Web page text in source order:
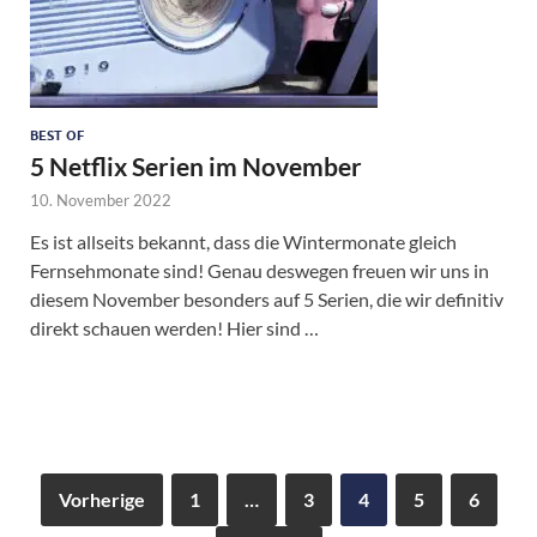
BEST OF
5 Netflix Serien im November
10. November 2022
Es ist allseits bekannt, dass die Wintermonate gleich
Fernsehmonate sind! Genau deswegen freuen wir uns in
diesem November besonders auf 5 Serien, die wir definitiv
direkt schauen werden! Hier sind …
Vorherige 1 3 4 5 6